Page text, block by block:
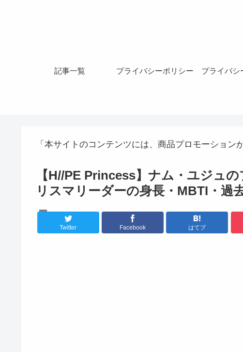
記事一覧 プライバシーポリシー プライバシ
「本サイトのコンテンツには、商品プロモーション
【H//PE Princess】ナム・ユジュ
リスマリーダーの身長・MBTI・過
K-POPアイドル
Twitter Facebook はてブ